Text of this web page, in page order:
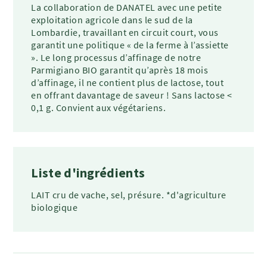
La collaboration de DANATEL avec une petite
exploitation agricole dans le sud de la
Lombardie, travaillant en circuit court, vous
garantit une politique « de la ferme à l’assiette
». Le long processus d’affinage de notre
Parmigiano BIO garantit qu’après 18 mois
d’affinage, il ne contient plus de lactose, tout
en offrant davantage de saveur ! Sans lactose <
0,1 g. Convient aux végétariens.
Liste d'ingrédients
LAIT cru de vache, sel, présure. *d'agriculture
biologique